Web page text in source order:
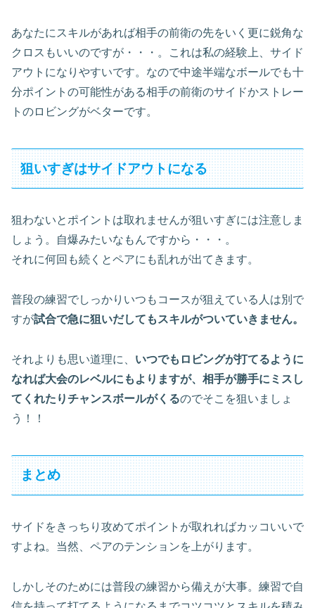
あなたにスキルがあれば相手の前衛の先をいく更に鋭角な
クロスもいいのですが・・・。これは私の経験上、サイド
アウトになりやすいです。なので中途半端なボールでも十
分ポイントの可能性がある相手の前衛のサイドかストレー
トのロビングがベターです。
狙いすぎはサイドアウトになる
狙わないとポイントは取れませんが狙いすぎには注意しま
しょう。自爆みたいなもんですから・・・。
それに何回も続くとペアにも乱れが出てきます。
普段の練習でしっかりいつもコースが狙えている人は別で
すが試合で急に狙いだしてもスキルがついていきません。
それよりも思い道理に、 いつでもロビングが打てるように
なれば大会のレベルにもよりますが、相手が勝手にミスし
てくれたりチャンスボールがくるのでそこを狙いましょ
う！！
まとめ
サイドをきっちり攻めてポイントが取れればカッコいいで
すよね。当然、ペアのテンションを上がります。
しかしそのためには普段の練習から備えが大事。練習で自